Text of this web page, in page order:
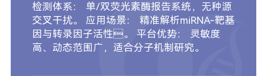
检测体系： 单/双荧光素酶报告系统，无种源
交叉干扰。 应用场景： 精准解析miRNA-靶基
因与转录因子活性。 平台优势： 灵敏度
高、动态范围广，适合分子机制研究。